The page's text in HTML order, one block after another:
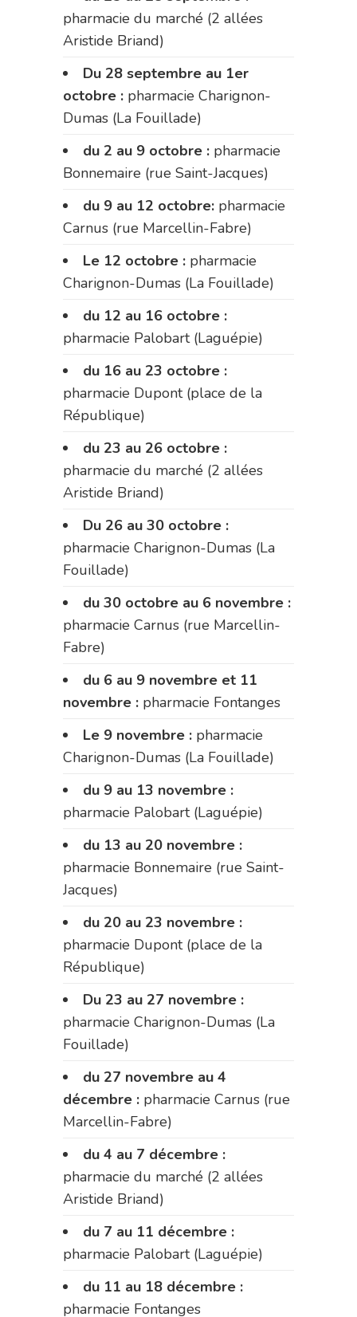
pharmacie du marché (2 allées
Aristide Briand)
Du 28 septembre au 1er
octobre : pharmacie Charignon-
Dumas (La Fouillade)
du 2 au 9 octobre : pharmacie
Bonnemaire (rue Saint-Jacques)
du 9 au 12 octobre: pharmacie
Carnus (rue Marcellin-Fabre)
Le 12 octobre : pharmacie
Charignon-Dumas (La Fouillade)
du 12 au 16 octobre :
pharmacie Palobart (Laguépie)
du 16 au 23 octobre :
pharmacie Dupont (place de la
République)
du 23 au 26 octobre :
pharmacie du marché (2 allées
Aristide Briand)
Du 26 au 30 octobre :
pharmacie Charignon-Dumas (La
Fouillade)
du 30 octobre au 6 novembre :
pharmacie Carnus (rue Marcellin-
Fabre)
du 6 au 9 novembre et 11
novembre : pharmacie Fontanges
Le 9 novembre : pharmacie
Charignon-Dumas (La Fouillade)
du 9 au 13 novembre :
pharmacie Palobart (Laguépie)
du 13 au 20 novembre :
pharmacie Bonnemaire (rue Saint-
Jacques)
du 20 au 23 novembre :
pharmacie Dupont (place de la
République)
Du 23 au 27 novembre :
pharmacie Charignon-Dumas (La
Fouillade)
du 27 novembre au 4
décembre : pharmacie Carnus (rue
Marcellin-Fabre)
du 4 au 7 décembre :
pharmacie du marché (2 allées
Aristide Briand)
du 7 au 11 décembre :
pharmacie Palobart (Laguépie)
du 11 au 18 décembre :
pharmacie Fontanges